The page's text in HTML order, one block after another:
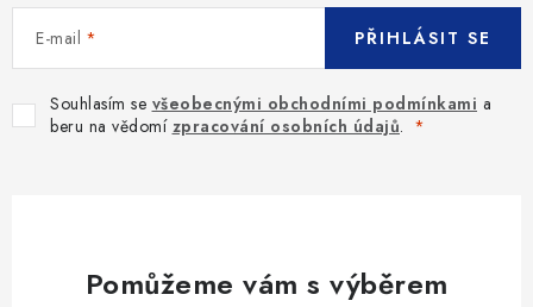
E-mail
Souhlasím se všeobecnými obchodními podmínkami a
beru na vědomí zpracování osobních údajů.
PŘIHLÁSIT SE
Pomůžeme vám s výběrem